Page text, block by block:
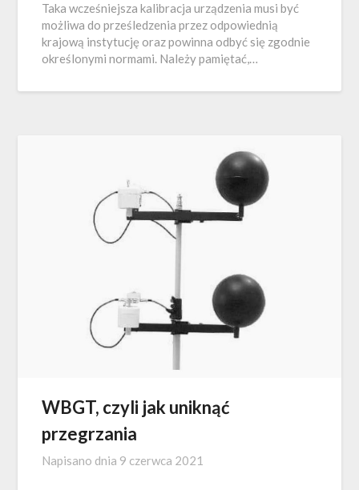
Taka wcześniejsza kalibracja urządzenia musi być
możliwa do prześledzenia przez odpowiednią
krajową instytucję oraz powinna odbyć się zgodnie
określonymi normami. Należy pamiętać,…
WBGT, czyli jak uniknąć
przegrzania
Napisano dnia 9 czerwca 2021